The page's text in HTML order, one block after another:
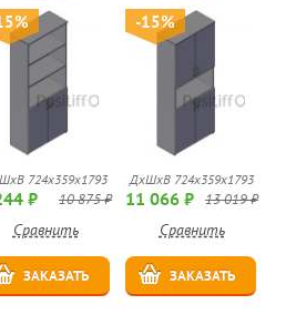
724х359х1793
₽ 10 875 ₽
Сравнить
ЗАКАЗАТЬ
-15%
ДхШхВ 724х359х1793
11 066 ₽ 13 019 ₽
Сравнить
ЗАКАЗАТЬ